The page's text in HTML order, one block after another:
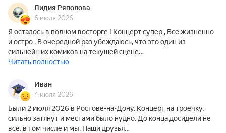
Лидия Ряполова
6 июля 2026
Я осталось в полном восторге ! Концерт супер , Все жизненно
и остро . В очередной раз убеждаюсь, что это один из
сильнейших комиков на текущей сцене…
Читать полностью
Иван
4 июля 2026
Были 2 июля 2026 в Ростове-на-Дону. Концерт на троечку,
сильно затянут и местами было нудно. До конца досидели не
все, в том числе и мы. Наши друзья…